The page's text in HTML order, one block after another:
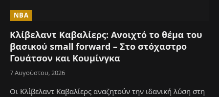
NBA
Κλίβελαντ Καβαλίερς: Ανοιχτό το θέμα του
βασικού small forward – Στο στόχαστρο
Γουάτσον και Κουμίνγκα
7 Αυγούστου, 2026
Οι Κλίβελαντ Καβαλίερς αναζητούν την ιδανική λύση στη